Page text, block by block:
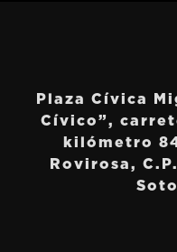
Plaza Cívica
Cívico”,
kilómetro
Rovirosa,